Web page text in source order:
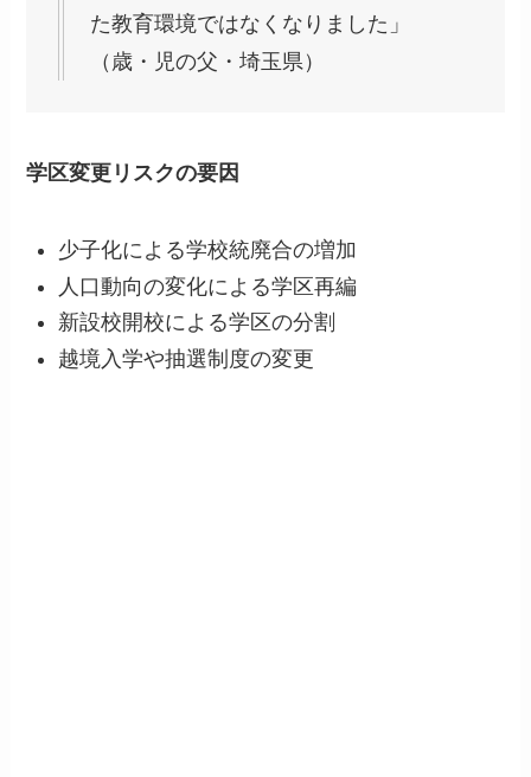
た教育環境ではなくなりました」
（歳・児の父・埼玉県）
学区変更リスクの要因
少子化による学校統廃合の増加
人口動向の変化による学区再編
新設校開校による学区の分割
越境入学や抽選制度の変更